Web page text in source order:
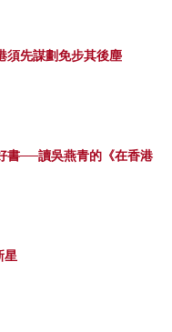
須先謀劃免步其後塵
書──讀吳燕青的《在香港
星